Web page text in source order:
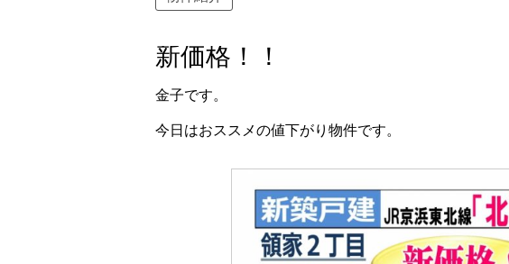
不動産売却の詳しい流れ
不動産の引き渡し
新価格 ！！
金子です。
今日はおススメの値下がり物件です。